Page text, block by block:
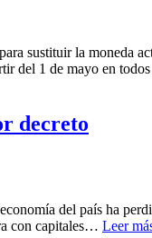
sustituir la moneda
del 1 de mayo en
decreto
del país ha
con capitales… Leer